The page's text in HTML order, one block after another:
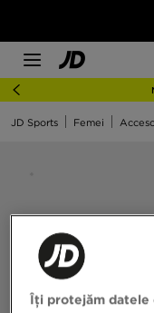
JD Sports Femei
Îți protejăm datele